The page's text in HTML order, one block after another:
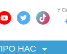
У
НАС